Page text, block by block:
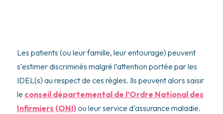
Les patients (ou leur famille, leur entourage) peuvent
s’estimer discriminés malgré l’attention portée par les
IDEL(s) au respect de ces règles. Ils peuvent alors saisir
le conseil départemental de l’Ordre National des
Infirmiers (ONI)ou leur service d’assurance maladie.